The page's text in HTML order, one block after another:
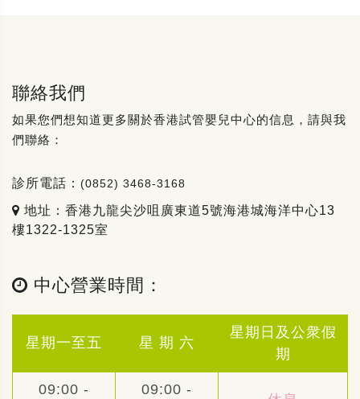
聯絡我們
如果您們想知道更多關於香港試管嬰兒中心的信息，請與我
們聯絡：
診所電話： (0852) 3468-3168
地址：香港九龍尖沙咀廣東道5號海港城海洋中心13
樓1322-1325室
中心營業時間：
星期一至五 星 期 六
星期日及公衆假
期
09:00 - 09:00 -